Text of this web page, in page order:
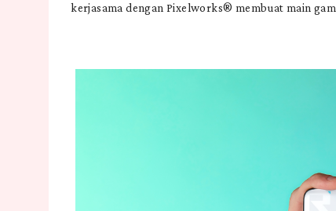
kerjasama dengan Pixelworks® membuat main